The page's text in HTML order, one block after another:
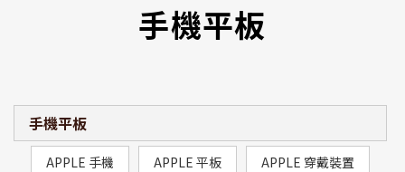
手機平板
手機平板
APPLE 手機 APPLE 平板 APPLE 穿戴裝置